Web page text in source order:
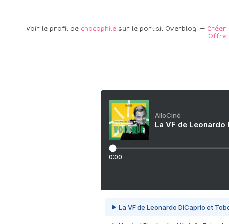
Voir le profil de chocophile sur le portail Overblog Créer
Offre
AlloCiné
La VF de
0:00
La VF de Leonardo DiCaprio et